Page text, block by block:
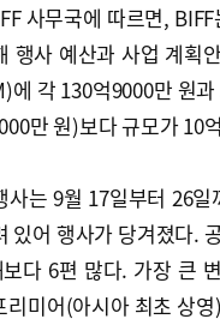
사무국에 따르면,
행사 예산과 사업 계획
에 각 130억9000만 원
만 원)보다 규모가 10
사는 9월 17일부터 26
있어 행사가 당겨졌다.
다 6편 많다. 가장 큰
리미어(아시아 최초 상